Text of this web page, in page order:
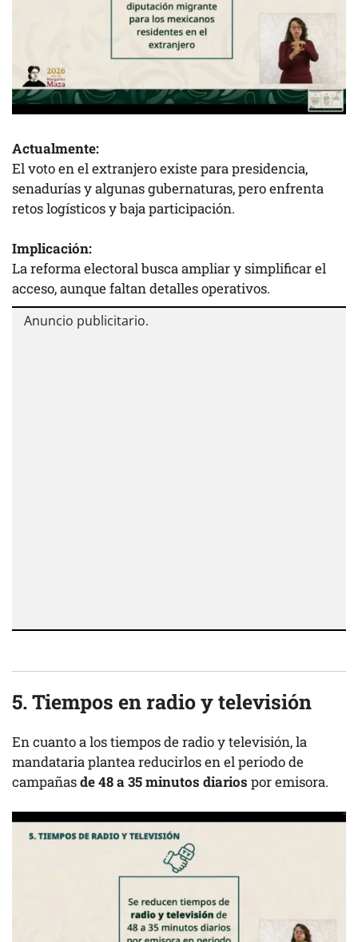
Actualmente:
El voto en el extranjero existe para presidencia,
senadurías y algunas gubernaturas, pero enfrenta
retos logísticos y baja participación.
Implicación:
La reforma electoral busca ampliar y simplificar el
acceso, aunque faltan detalles operativos.
5. Tiempos en radio y televisión
En cuanto a los tiempos de radio y televisión, la
mandataria plantea reducirlos en el periodo de
campañasde 48 a 35 minutos diarios por emisora.